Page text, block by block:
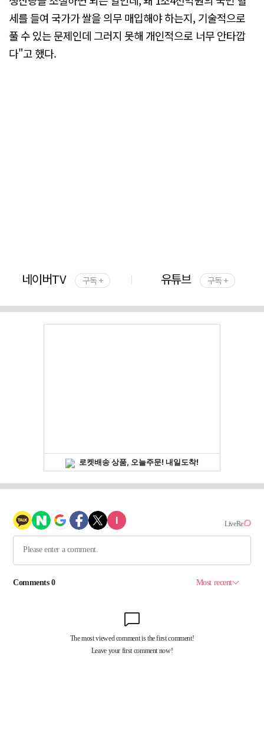
세를 들여 국가가 쌀을 의무 매입해야 하는지, 기술적으로
풀 수 있는 문제인데 그러지 못해 개인적으로 너무 안타깝
다"고 했다.
네이버TV 구독 + 유튜브 구독 +